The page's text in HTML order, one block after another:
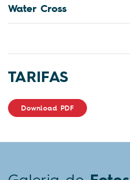
Water Cross
TARIFAS
Download PDF